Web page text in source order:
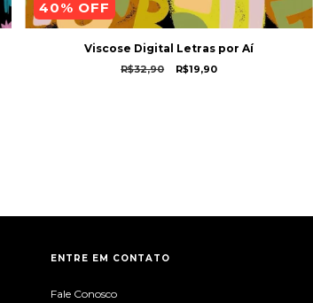
40% OFF
Viscose Digital Letras por Aí
R$32,90 R$19,90
ENTRE EM CONTATO
Fale Conosco